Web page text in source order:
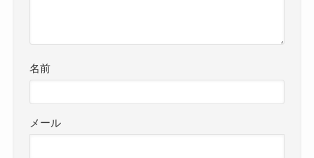
名前
メール